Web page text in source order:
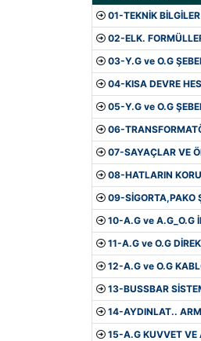
01-TEKNİK
02-ELK.
03-Y.G ve O.G
04-KISA DEVRE
05-Y.G ve O.G
06-
07-SAYAÇLAR VE
08-HATLARIN
09-SİGORTA,PAKO
10-A.G ve A.G_O.G
11-A.G ve O.G
12-A.G ve O.G
13-BUSSBAR
14-AYDINLAT..
15-A.G KUVVET VE